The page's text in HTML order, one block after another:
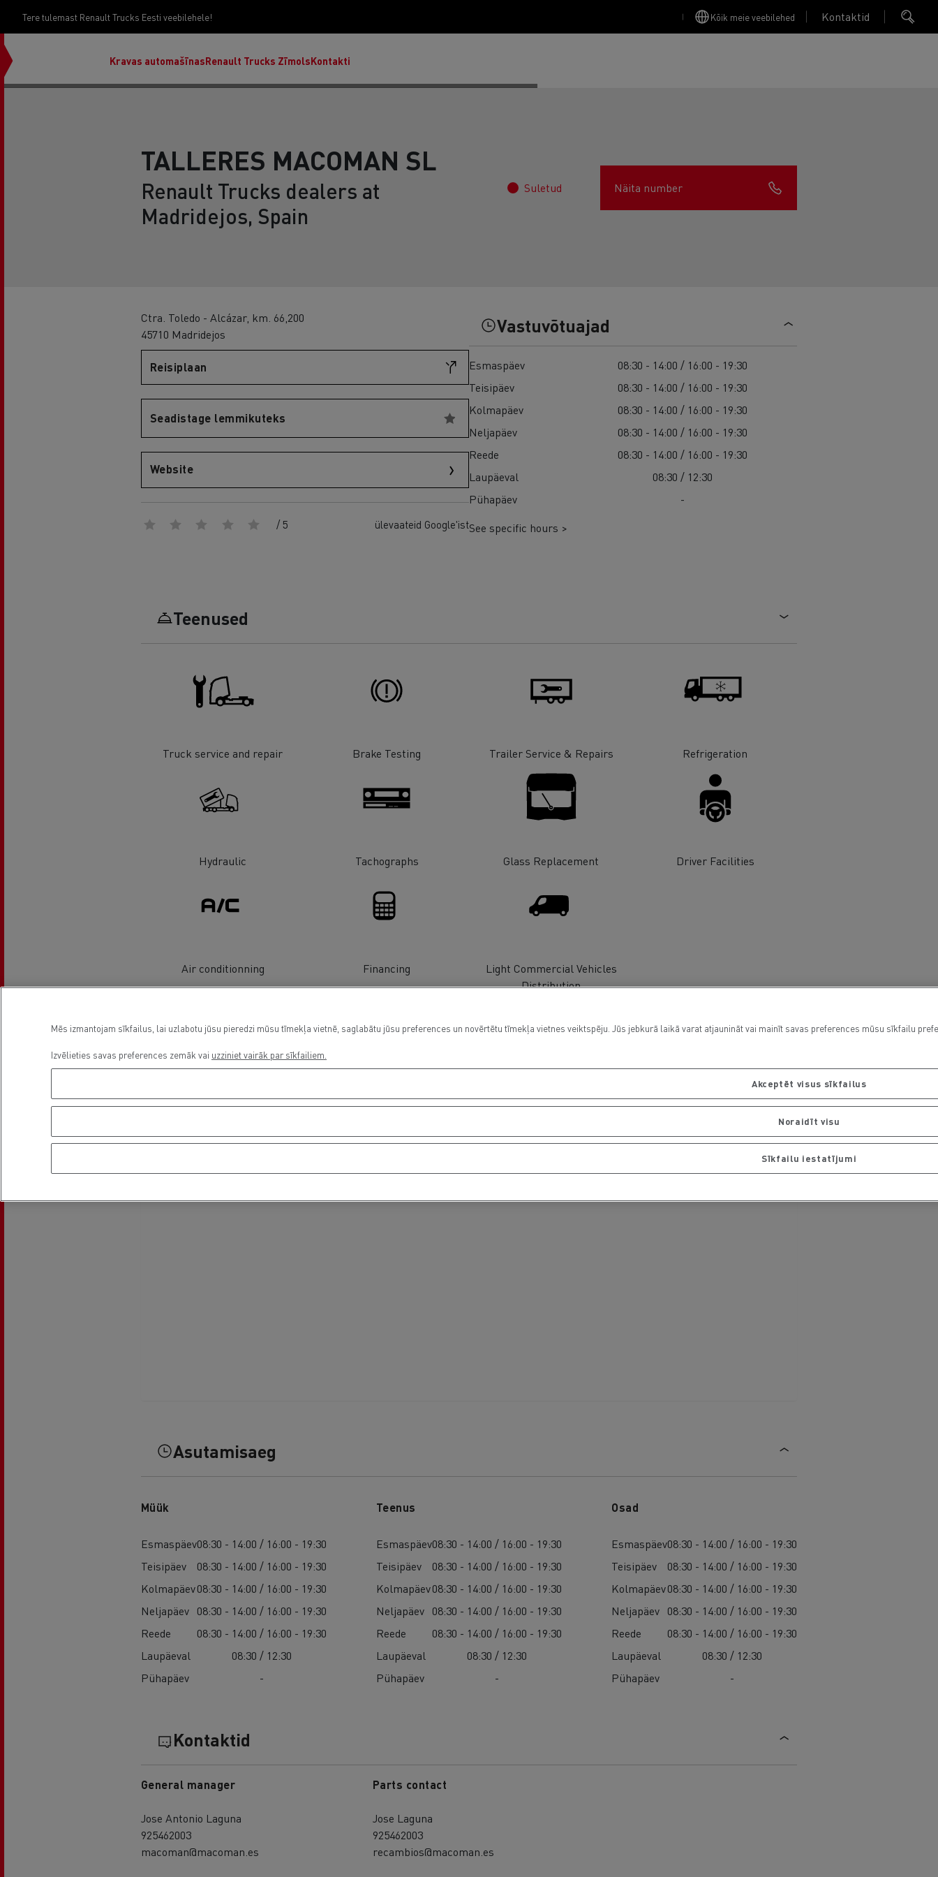
Tere tulemast Renault Trucks Eesti veebilehele! Kõik meie veebilehed Kontaktid
Kravas automašīnas
Renault Trucks D
Master & Master Red Edition
Finansējums un apdrošināšana
Apkope
Renault Trucks ZīmolsKontakti
TALLERES MACOMAN SL
Renault Trucks dealers at
Madridejos, Spain
Suletud Näita number
Ctra. Toledo - Alcázar, km. 66,200
45710 Madridejos
Reisiplaan
Seadistage lemmikuteks
Website
/ 5 ülevaateid Google'ist
Vastuvõtuajad
Esmaspäev
08:30 - 14:00 / 16:00 - 19:30
Teisipäev
08:30 - 14:00 / 16:00 - 19:30
Kolmapäev
08:30 - 14:00 / 16:00 - 19:30
Neljapäev
08:30 - 14:00 / 16:00 - 19:30
Reede
08:30 - 14:00 / 16:00 - 19:30
Laupäeval
08:30 / 12:30
Pühapäev
-
See specific hours >
Teenused
Truck service and repair Brake Testing Trailer Service & Repairs Refrigeration
Hydraulic Tachographs Glass Replacement Driver Facilities
Air conditionning Financing
Light Commercial Vehicles
Distribution
Asutamisaeg
Müük
Esmaspäev08:30 - 14:00 / 16:00 - 19:30
Teisipäev
08:30 - 14:00 / 16:00 - 19:30
Kolmapäev08:30 - 14:00 / 16:00 - 19:30
Neljapäev 08:30 - 14:00 / 16:00 - 19:30
Reede
08:30 - 14:00 / 16:00 - 19:30
Laupäeval
08:30 / 12:30
Pühapäev
-
Teenus
Esmaspäev08:30 - 14:00 / 16:00 - 19:30
Teisipäev
08:30 - 14:00 / 16:00 - 19:30
Kolmapäev08:30 - 14:00 / 16:00 - 19:30
Neljapäev 08:30 - 14:00 / 16:00 - 19:30
Reede
08:30 - 14:00 / 16:00 - 19:30
Laupäeval
08:30 / 12:30
Pühapäev
-
Osad
Esmaspäev08:30 - 14:00 / 16:00 - 19:30
Teisipäev
08:30 - 14:00 / 16:00 - 19:30
Kolmapäev08:30 - 14:00 / 16:00 - 19:30
Neljapäev 08:30 - 14:00 / 16:00 - 19:30
Reede
08:30 - 14:00 / 16:00 - 19:30
Laupäeval
08:30 / 12:30
Pühapäev
-
Kontaktid
General manager
Jose Antonio Laguna
925462003
macoman@macoman.es
Parts contact
Jose Laguna
925462003
recambios@macoman.es
Mēs izmantojam sīkfailus, lai uzlabotu jūsu pieredzi mūsu tīmekļa vietnē, saglabātu jūsu preferences un novērtētu tīmekļa vietnes veiktspēju. Jūs jebkurā laikā varat atjaunināt vai mainīt savas preferences mūsu sīkfailu
Izvēlieties savas preferences zemāk vai uzziniet vairāk par sīkfailiem.
Akceptēt visus sīkfailus
Noraidīt visu
Sīkfailu iestatījumi